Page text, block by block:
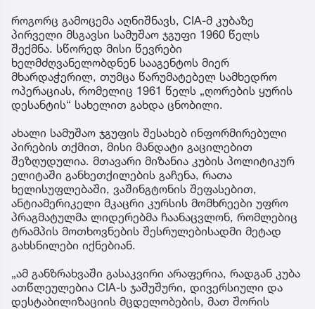
როგორც გამოცემა აღნიშნავს, CIA-მ კუბაზე
პირველი მსგავსი სამუშაო ჯგუფი 1960 წელს
შექმნა. სწორედ მისი წევრები
ხელმძღვანელობდნენ სააგენტოს მიერ
მხარდაჭერილ, თუმცა წარუმატებელ სამხედრო
ოპერაციას, რომელიც 1961 წელს „ღორების ყურის
დესანტის“ სახელით გახდა ცნობილი.
ახალი სამუშაო ჯგუფის შესახებ ინფორმირებული
პირების თქმით, მისი მანდატი გაცილებით
შეზღუდულია. მთავარი მიზანია კუბის პოლიტიკურ
ელიტაში განხეთქილების გაჩენა, რათა
ხელისუფლებაში, ვაშინგტონის შეფასებით,
ანტიამერიკელი მკაცრი კურსის მომხრეები უფრო
პრაგმატულმა ლიდერებმა ჩაანაცვლონ, რომლებიც
ტრამპის მოთხოვნების შესრულებისადმი მეტად
გახსნილები იქნებიან.
„ამ განზრახვაში გასაკვირი არაფერია, რადგან კუბა
ათწლეულებია CIA-ს ჯაშუშური, დივერსიული და
დესტაბილიზაციის მცდელობების, მათ შორის